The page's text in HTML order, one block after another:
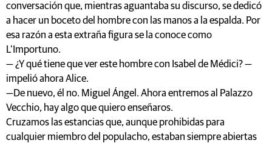
conversación que, mientras aguantaba su discurso, se dedicó
a hacer un boceto del hombre con las manos a la espalda. Por
esa razón a esta extraña figura se la conoce como
L’Importuno.
— ¿Y qué tiene que ver este hombre con Isabel de Médici? —
impelió ahora Alice.
—De nuevo, él no. Miguel Ángel. Ahora entremos al Palazzo
Vecchio, hay algo que quiero enseñaros.
Cruzamos las estancias que, aunque prohibidas para
cualquier miembro del populacho, estaban siempre abiertas